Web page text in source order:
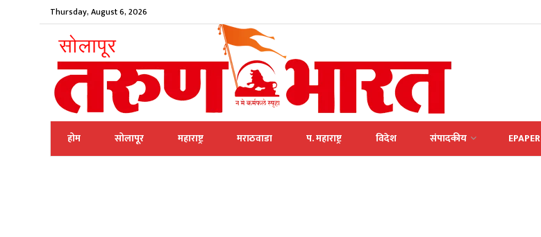
Thursday, August 6, 2026
होम सोलापूर महाराष्ट्र मराठवाडा प. महाराष्ट्र विदेश संपादकीय EPAPER